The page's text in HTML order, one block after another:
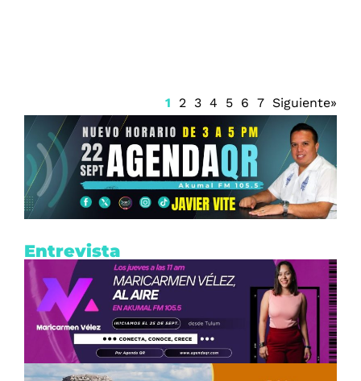
1 2 3 4 5 6 7 Siguiente»
Entrevista